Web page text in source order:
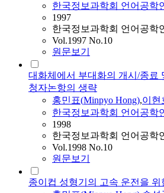
한국정보과학회 언어공학
1997
한국정보과학회 언어공학
Vol.1997 No.10
원문보기
대화체에서 부대화의 개시/종료
청자논항의 생략
홍민표(Minpyo Hong),이현
한국정보과학회 언어공학
1998
한국정보과학회 언어공학
Vol.1998 No.10
원문보기
종이컵 성형기의 고속 운전을 위